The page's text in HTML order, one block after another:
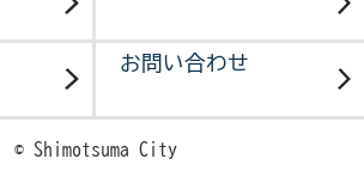
お問い合わせ
© Shimotsuma City